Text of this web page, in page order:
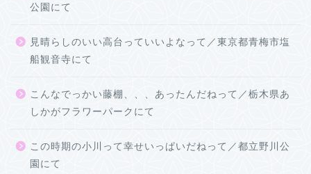
公園にて
見晴らしのいい高台っていいよなって／東京都青梅市塩
船観音寺にて
こんなでっかい藤棚、、、あったんだねって／栃木県あ
しかがフラワーパークにて
この時期の小川って幸せいっぱいだねって／都立野川公
園にて